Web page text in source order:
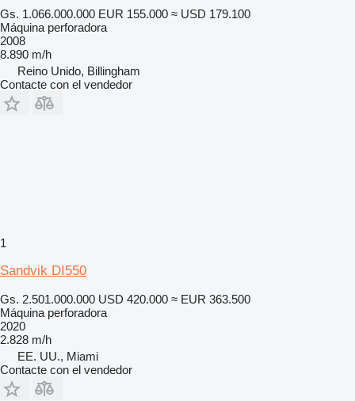
Gs. 1.066.000.000 EUR 155.000 ≈ USD 179.100
Máquina perforadora
2008
8.890 m/h
Reino Unido, Billingham
Contacte con el vendedor
1
Sandvik DI550
Gs. 2.501.000.000 USD 420.000 ≈ EUR 363.500
Máquina perforadora
2020
2.828 m/h
EE. UU., Miami
Contacte con el vendedor